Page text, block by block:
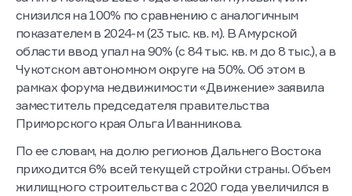
снизился на 100% по сравнению с аналогичным
показателем в 2024-м (23 тыс. кв. м). В Амурской
области ввод упал на 90% (с 84 тыс. кв. м до 8 тыс.), а в
Чукотском автономном округе на 50%. Об этом в
рамках форума недвижимости «Движение» заявила
заместитель председателя правительства
Приморского края Ольга Иванникова.
По ее словам, на долю регионов Дальнего Востока
приходится 6% всей текущей стройки страны. Объем
жилищного строительства с 2020 года увеличился в